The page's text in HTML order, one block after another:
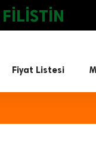
FİLİSTİN
Fiyat Listesi